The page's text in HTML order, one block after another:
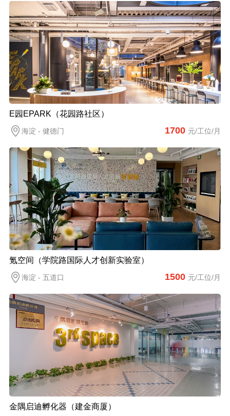
E园EPARK（花园路社区）
海淀 - 健德门 1700 元/工位/月
氪空间（学院路国际人才创新实验室）
海淀 - 五道口 1500 元/工位/月
金隅启迪孵化器（建金商厦）